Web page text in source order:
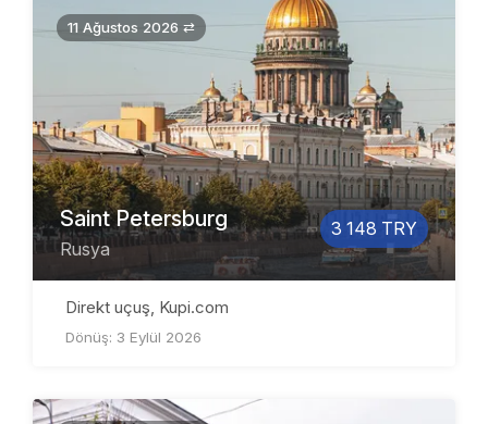
11 Ağustos 2026 ⇄
Saint Petersburg
Rusya
3 148 TRY
Direkt uçuş, Kupi.com
Dönüş: 3 Eylül 2026